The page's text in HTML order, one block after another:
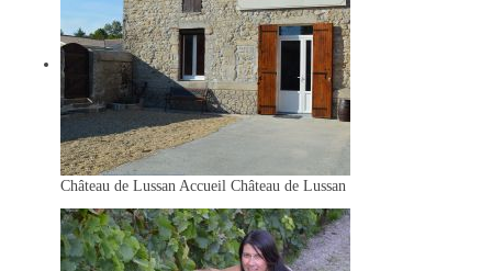
Château de Lussan Accueil Château de Lussan